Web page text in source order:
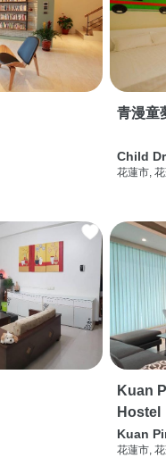
青漫童
Child
花蓮市,
Kuan
Hostel
Kuan
花蓮市,